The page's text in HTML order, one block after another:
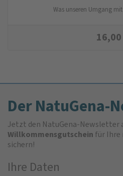
Was unseren Umgang
16,00
Der NatuGena-
Jetzt den NatuGena-Newsletter
Willkommensgutschein für Ihre
sichern!
Ihre Daten